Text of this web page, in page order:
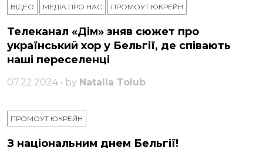
ВІДЕО МЕДІА ПРО НАС ПРОМОУТ ЮКРЕЙН
Телеканал «Дім» зняв сюжет про
український хор у Бельгії, де співають
наші переселенці
07.22.2024 • by Natalia Tolub
ПРОМОУТ ЮКРЕЙН
З національним днем ​​Бельгії!